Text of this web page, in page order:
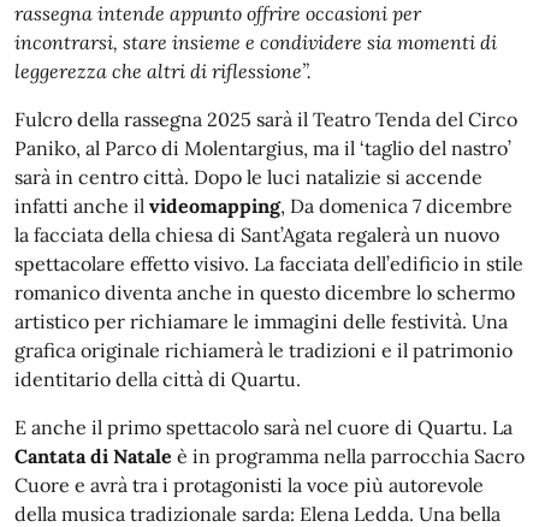
rassegna intende appunto offrire occasioni per
incontrarsi, stare insieme e condividere sia momenti di
leggerezza che altri di riflessione”.
Fulcro della rassegna 2025 sarà il Teatro Tenda del Circo
Paniko, al Parco di Molentargius, ma il ‘taglio del nastro’
sarà in centro città. Dopo le luci natalizie si accende
infatti anche il videomapping, Da domenica 7 dicembre
la facciata della chiesa di Sant’Agata regalerà un nuovo
spettacolare effetto visivo. La facciata dell’edificio in stile
romanico diventa anche in questo dicembre lo schermo
artistico per richiamare le immagini delle festività. Una
grafica originale richiamerà le tradizioni e il patrimonio
identitario della città di Quartu.
E anche il primo spettacolo sarà nel cuore di Quartu. La
Cantata di Natale è in programma nella parrocchia Sacro
Cuore e avrà tra i protagonisti la voce più autorevole
della musica tradizionale sarda: Elena Ledda. Una bella